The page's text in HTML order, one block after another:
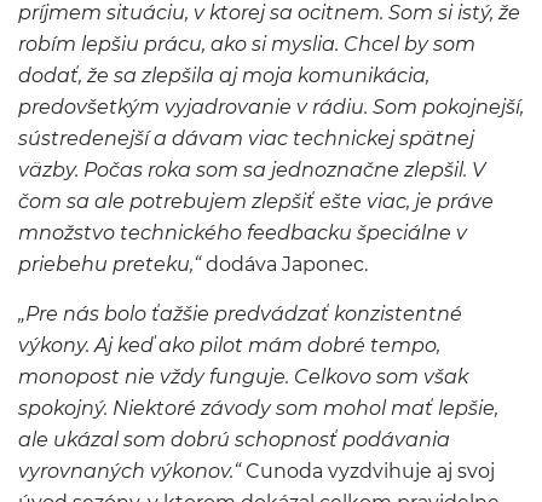
príjmem situáciu, v ktorej sa ocitnem. Som si istý, že
robím lepšiu prácu, ako si myslia. Chcel by som
dodať, že sa zlepšila aj moja komunikácia,
predovšetkým vyjadrovanie v rádiu. Som pokojnejší,
sústredenejší a dávam viac technickej spätnej
väzby. Počas roka som sa jednoznačne zlepšil. V
čom sa ale potrebujem zlepšiť ešte viac, je práve
množstvo technického feedbacku špeciálne v
priebehu preteku,“dodáva Japonec.
„Pre nás bolo ťažšie predvádzať konzistentné
výkony. Aj keď ako pilot mám dobré tempo,
monopost nie vždy funguje. Celkovo som však
spokojný. Niektoré závody som mohol mať lepšie,
ale ukázal som dobrú schopnosť podávania
vyrovnaných výkonov.“Cunoda vyzdvihuje aj svoj